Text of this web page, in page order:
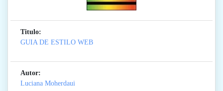
Titulo:
GUIA DE ESTILO WEB
Autor:
Luciana Moherdaui